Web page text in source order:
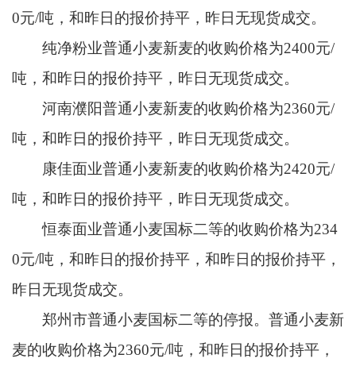
0元/吨，和昨日的报价持平，昨日无现货成交。
纯净粉业普通小麦新麦的收购价格为2400元/
吨，和昨日的报价持平，昨日无现货成交。
河南濮阳普通小麦新麦的收购价格为2360元/
吨，和昨日的报价持平，昨日无现货成交。
康佳面业普通小麦新麦的收购价格为2420元/
吨，和昨日的报价持平，昨日无现货成交。
恒泰面业普通小麦国标二等的收购价格为234
0元/吨，和昨日的报价持平，和昨日的报价持平，
昨日无现货成交。
郑州市普通小麦国标二等的停报。普通小麦新
麦的收购价格为2360元/吨，和昨日的报价持平，